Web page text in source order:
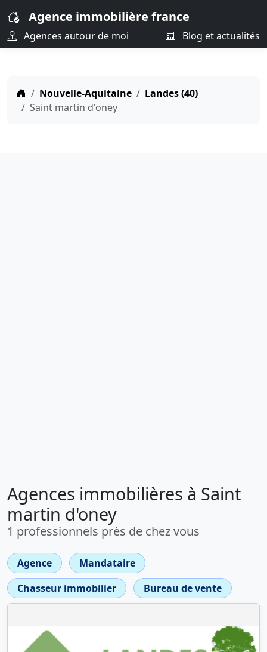
Agence immobilière france
Agences autour de moi Blog et actualités
Nouvelle-Aquitaine
Landes (40)
Saint martin d'oney
Agences immobilières à Saint
martin d'oney
1 professionnels près de chez vous
Agence
Mandataire
Chasseur immobilier
Bureau de vente